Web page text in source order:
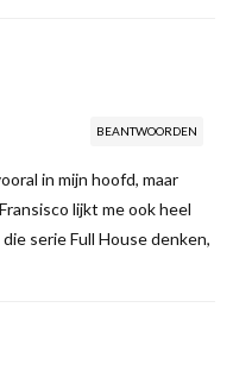
BEANTWOORDEN
in mijn hoofd, maar
lijkt me ook heel
serie Full House denken,